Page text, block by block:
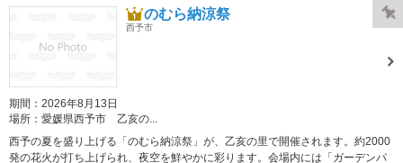
のむら納涼祭
西予市
期間： 2026年8月13日
場所： 愛媛県西予市 乙亥の...
西予の夏を盛り上げる「のむら納涼祭」が、乙亥の里で開催されます。約2000
発の花火が打ち上げられ、夜空を鮮やかに彩ります。会場内には「ガーデンパ